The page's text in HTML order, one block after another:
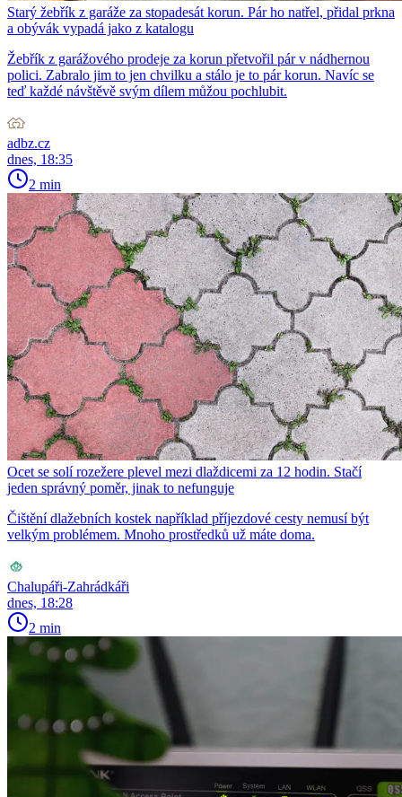
Starý žebřík z garáže za stopadesát korun. Pár ho natřel, přidal prkna
a obývák vypadá jako z katalogu
Žebřík z garážového prodeje za korun přetvořil pár v nádhernou
polici. Zabralo jim to jen chvilku a stálo je to pár korun. Navíc se
teď každé návštěvě svým dílem můžou pochlubit.
adbz.cz
dnes, 18:35
2 min
Ocet se solí rozežere plevel mezi dlaždicemi za 12 hodin. Stačí
jeden správný poměr, jinak to nefunguje
Čištění dlažebních kostek například příjezdové cesty nemusí být
velkým problémem. Mnoho prostředků už máte doma.
Chalupáři-Zahrádkáři
dnes, 18:28
2 min